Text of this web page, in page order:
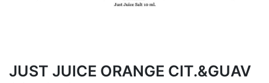
JUST JUICE ORANGE CIT.&GUAV